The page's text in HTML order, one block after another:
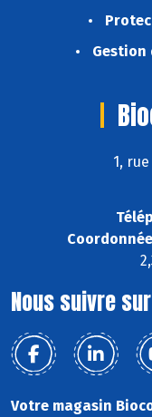
Gestion
1,
Nous suivre sur
Votre magasin